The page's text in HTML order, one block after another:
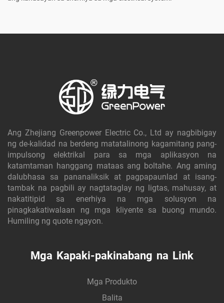
Ang Zhejiang Greenpower Electric Co., Ltd ay nagbibigay
ng de-kalidad na berdeng matatalinong kagamitang pang-
impulsong elektrikal para sa mga aplikasyon na
katamtaman hanggang mataas ang boltahe. Ang aming
dalubhasa sa pananaliksik at pagpapaunlad at isang-
tambak na pagbili ay nagtataglay ng ligtas, mahusay, at
nakatitipid sa enerhiya na mga solusyon na
pinagkakatiwalaan ng mga kliyente sa buong mundo.
Humiling ng quote ngayon.
Mga Kapaki-pakinabang na Link
Mga Produkto
Balita